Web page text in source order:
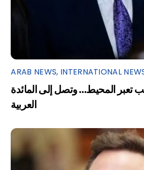
ARAB NEWS, INTERNATIONAL
تعبر المحيط… وتصل إلى المائدة
العربية